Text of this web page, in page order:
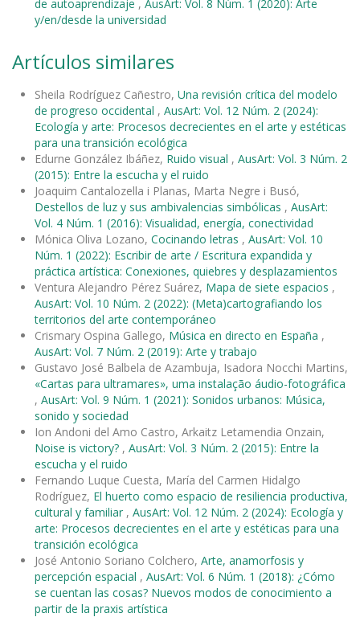
de autoaprendizaje , AusArt: Vol. 8 Núm. 1 (2020): Arte
y/en/desde la universidad
Artículos similares
Sheila Rodríguez Cañestro, Una revisión crítica del modelo
de progreso occidental , AusArt: Vol. 12 Núm. 2 (2024):
Ecología y arte: Procesos decrecientes en el arte y estéticas
para una transición ecológica
Edurne González Ibáñez, Ruido visual , AusArt: Vol. 3 Núm. 2
(2015): Entre la escucha y el ruido
Joaquim Cantalozella i Planas, Marta Negre i Busó,
Destellos de luz y sus ambivalencias simbólicas , AusArt:
Vol. 4 Núm. 1 (2016): Visualidad, energía, conectividad
Mónica Oliva Lozano, Cocinando letras , AusArt: Vol. 10
Núm. 1 (2022): Escribir de arte / Escritura expandida y
práctica artística: Conexiones, quiebres y desplazamientos
Ventura Alejandro Pérez Suárez, Mapa de siete espacios ,
AusArt: Vol. 10 Núm. 2 (2022): (Meta)cartografiando los
territorios del arte contemporáneo
Crismary Ospina Gallego, Música en directo en España ,
AusArt: Vol. 7 Núm. 2 (2019): Arte y trabajo
Gustavo José Balbela de Azambuja, Isadora Nocchi Martins,
«Cartas para ultramares», uma instalação áudio-fotográfica
, AusArt: Vol. 9 Núm. 1 (2021): Sonidos urbanos: Música,
sonido y sociedad
Ion Andoni del Amo Castro, Arkaitz Letamendia Onzain,
Noise is victory? , AusArt: Vol. 3 Núm. 2 (2015): Entre la
escucha y el ruido
Fernando Luque Cuesta, María del Carmen Hidalgo
Rodríguez, El huerto como espacio de resiliencia productiva,
cultural y familiar , AusArt: Vol. 12 Núm. 2 (2024): Ecología y
arte: Procesos decrecientes en el arte y estéticas para una
transición ecológica
José Antonio Soriano Colchero, Arte, anamorfosis y
percepción espacial , AusArt: Vol. 6 Núm. 1 (2018): ¿Cómo
se cuentan las cosas? Nuevos modos de conocimiento a
partir de la praxis artística